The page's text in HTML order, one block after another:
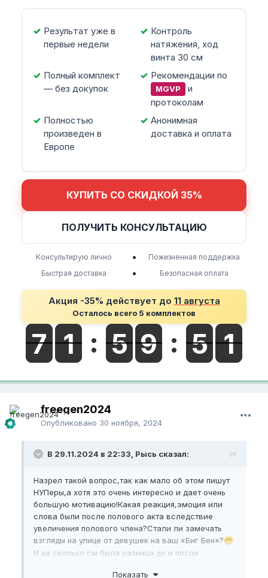
Результат уже в
первые недели
Контроль
натяжения, ход
винта 30 см
Полный комплект
— без докупок
Рекомендации по
MGVP
и
протоколам
Полностью
произведен в
Европе
Анонимная
доставка и оплата
КУПИТЬ СО СКИДКОЙ 35%
ПОЛУЧИТЬ КОНСУЛЬТАЦИЮ
Консультирую лично •
Пожизненная поддержка
Быстрая доставка
• Безопасная оплата
Акция -35% действует до 11 августа
Осталось всего 5 комплектов
freegen2024
Опубликовано 30 ноября, 2024
В 29.11.2024 в 22:33, Рысь сказал:
Назрел такой вопрос,так как мало об этом пишут
НУПеры,а хотя это очень интересно и дает очень
большую мотивацию!Какая реакция,эмоция или
слова были после полового акта вследствие
увеличения полового члена?Стали ли замечать
взгляды на улице от девушек на ваш «Биг Бен»?😁
И на сколько см была разница до и после
Показать